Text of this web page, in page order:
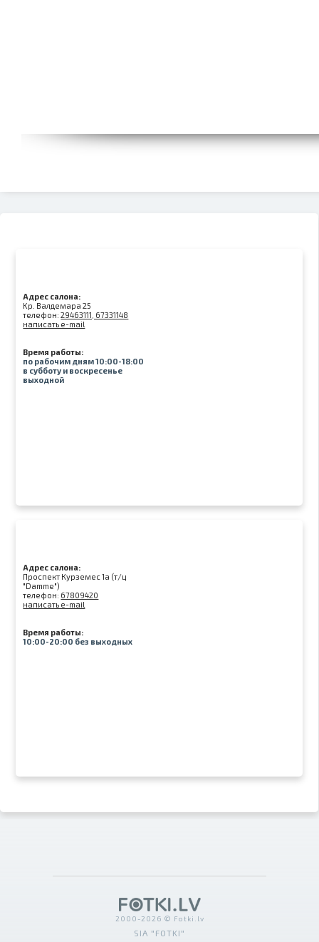
Адрес салона:
Kр. Валдемара 25
телефон:29463111, 67331148
написать e-mail
Время работы:
по рабочим дням 10:00-18:00
в субботу и воскресенье
выходной
Адрес салона:
Проспект Курземес 1а (т/ц
"Damme")
телефон: 67809420
написать e-mail
Время работы:
10:00-20:00 без выходных
2000-2026 © Fotki.lv
SIA "FOTKI"